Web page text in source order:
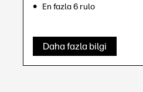
En fazla 6 rulo
Daha fazla bilgi